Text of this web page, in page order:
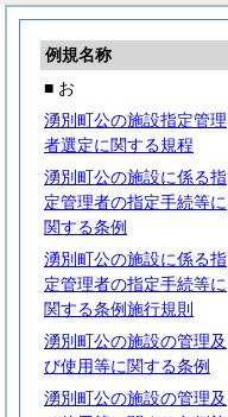
例規名称
■ お
湧別町公の施設指定管理
者選定に関する規程
湧別町公の施設に係る指
定管理者の指定手続等に
関する条例
湧別町公の施設に係る指
定管理者の指定手続等に
関する条例施行規則
湧別町公の施設の管理及
び使用等に関する条例
湧別町公の施設の管理及